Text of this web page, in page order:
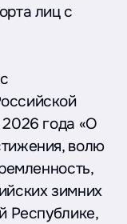
лиц с
года «О
волю
зимних
Республике,